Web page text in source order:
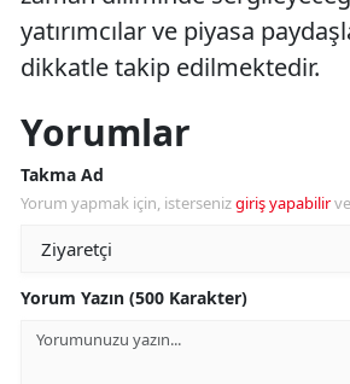
yatırımcılar ve piyasa
dikkatle takip edilmektedir.
Yorumlar
Takma Ad
Yorum yapmak için, istersenizgiriş yapabilir
Yorum Yazın (500 Karakter)